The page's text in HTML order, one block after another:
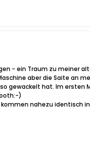
- ein Traum zu meiner
aber die Saite an
gewackelt hat. Im ersten
)
nahezu identisch